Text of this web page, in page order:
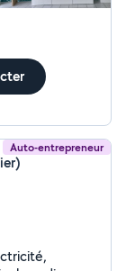
Auto-entrepreneur